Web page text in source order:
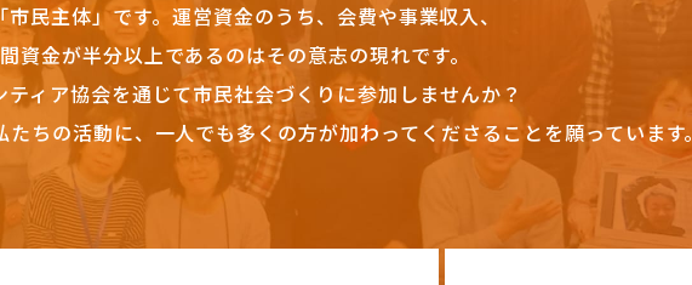
民主体」です。 運営資金のうち、会費や事業収入、
資金が半分以上であるのはその意志の現れです。
ィア協会を通じて市民社会づくりに参加しませんか？
ちの活動に、一人でも多くの方が加わってくださることを願っています。